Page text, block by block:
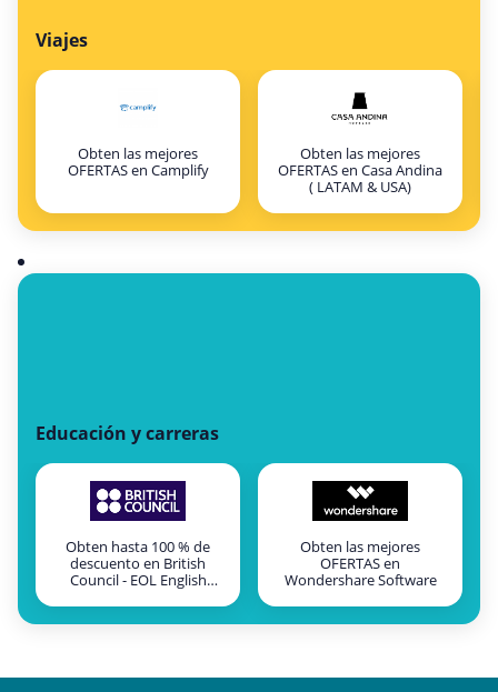
Viajes
Obten las mejores
OFERTAS en Camplify
Obten las mejores
OFERTAS en Casa Andina
( LATAM & USA)
Educación y carreras
Obten hasta 100 % de
descuento en British
Council - EOL English
Obten las mejores
OFERTAS en
Wondershare Software